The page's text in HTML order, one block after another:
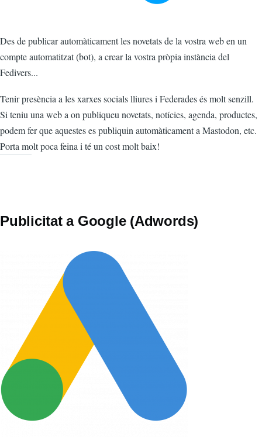
Des de publicar automàticament les novetats de la vostra web en un
compte automatitzat (bot), a crear la vostra pròpia instància del
Fedivers...
Tenir presència a les xarxes socials lliures i Federades és molt senzill.
Si teniu una web a on publiqueu novetats, notícies, agenda, productes,
podem fer que aquestes es publiquin automàticament a Mastodon, etc.
Porta molt poca feina i té un cost molt baix!
Publicitat a Google (Adwords)